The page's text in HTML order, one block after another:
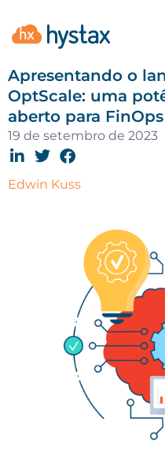
Apresentando o
OptScale: uma
aberto para
19 de setembro de 2023
Edwin Kuss